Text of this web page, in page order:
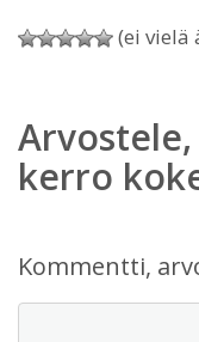
(ei vielä
kerro
Kommentti,